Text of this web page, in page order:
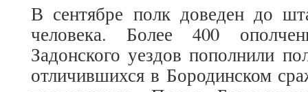
В сентябре полк доведен до
человека. Более 400
Задонского уездов пополнили
отличившихся в Бородинском